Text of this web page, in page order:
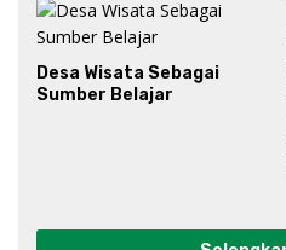
Desa Wisata Sebagai
Sumber Belajar